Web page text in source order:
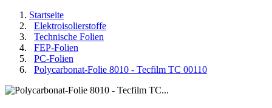
Startseite
Elektroisolierstoffe
Technische Folien
FEP-Folien
PC-Folien
Polycarbonat-Folie 8010 - Tecfilm TC 00110